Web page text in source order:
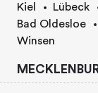
Kiel Lübeck
Bad Oldesloe
Winsen